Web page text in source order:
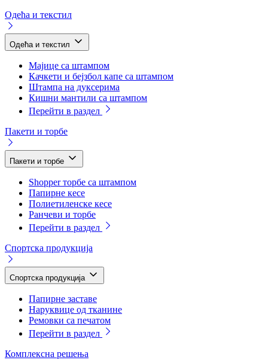
Одећа и текстил
Одећа и текстил
Мајице са штампом
Качкети и бејзбол капе са штампом
Штампа на дуксерима
Кишни мантили са штампом
Перейти в раздел
Пакети и торбе
Пакети и торбе
Shopper торбе са штампом
Папирне кесе
Полиетиленске кесе
Ранчеви и торбе
Перейти в раздел
Спортска продукција
Спортска продукција
Папирне заставе
Наруквице од тканине
Ремовки са печатом
Перейти в раздел
Комплексна решења